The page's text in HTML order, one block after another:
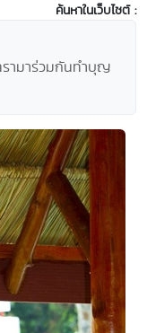
ค้นหาในเว็บไซต์ :
ามาร่วมกันทำบุญ